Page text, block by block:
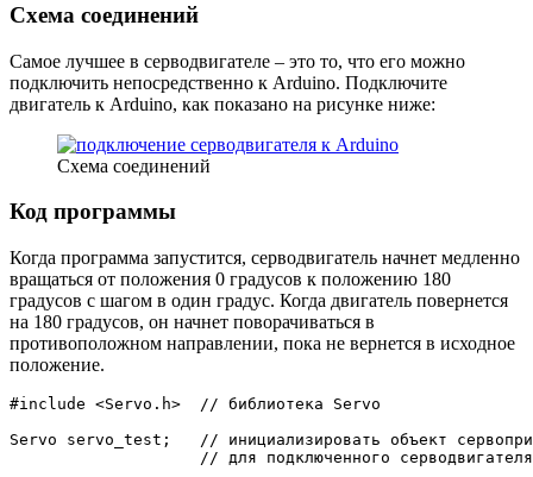
Схема соединений
Самое лучшее в серводвигателе – это то, что его можно
подключить непосредственно к Arduino. Подключите
двигатель к Arduino, как показано на рисунке ниже:
Схема соединений
Код программы
Когда программа запустится, серводвигатель начнет медленно
вращаться от положения 0 градусов к положению 180
градусов с шагом в один градус. Когда двигатель повернется
на 180 градусов, он начнет поворачиваться в
противоположном направлении, пока не вернется в исходное
положение.
#include <Servo.h>
// библиотека Servo
Servo servo_test ;
// инициализировать объект
// для подключенного